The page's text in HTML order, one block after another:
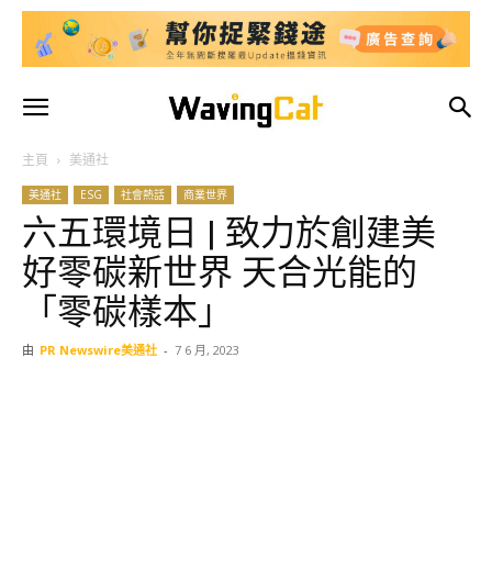
主頁 美通社
美通社 ESG 社會熱話 商業世界
六五環境日 | 致力於創建美
好零碳新世界 天合光能的
「零碳樣本」
由 PR Newswire美通社 - 7 6 月, 2023